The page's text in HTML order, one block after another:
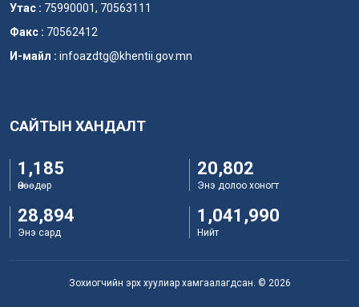
Утас : 75990001, 70563111
Факс : 70562412
И-майл : infoazdtg@khentii.gov.mn
САЙТЫН ХАНДАЛТ
1,185
Өнөөдөр
20,802
Энэ долоо хоногт
28,894
Энэ сард
1,041,990
Нийт
Зохиогчийн эрх хуулиар хамгаалагдсан. © 2026